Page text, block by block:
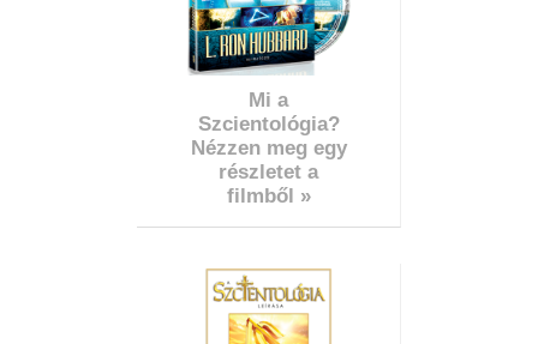
Mi a
Szcientológia?
Nézzen meg egy
részletet a
filmből »